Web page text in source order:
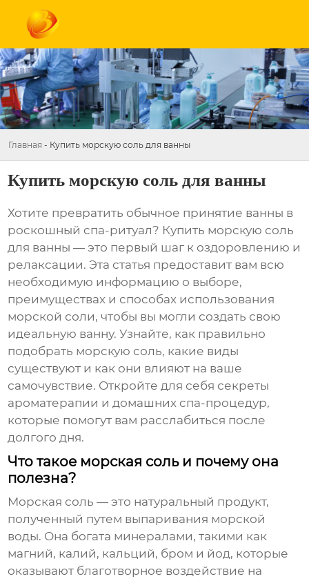
Главная - Купить морскую соль для ванны
Купить морскую соль для ванны
Хотите превратить обычное принятие ванны в
роскошный спа-ритуал? Купить морскую соль
для ванны — это первый шаг к оздоровлению и
релаксации. Эта статья предоставит вам всю
необходимую информацию о выборе,
преимуществах и способах использования
морской соли, чтобы вы могли создать свою
идеальную ванну. Узнайте, как правильно
подобрать морскую соль, какие виды
существуют и как они влияют на ваше
самочувствие. Откройте для себя секреты
ароматерапии и домашних спа-процедур,
которые помогут вам расслабиться после
долгого дня.
Что такое морская соль и почему она
полезна?
Морская соль — это натуральный продукт,
полученный путем выпаривания морской
воды. Она богата минералами, такими как
магний, калий, кальций, бром и йод, которые
оказывают благотворное воздействие на